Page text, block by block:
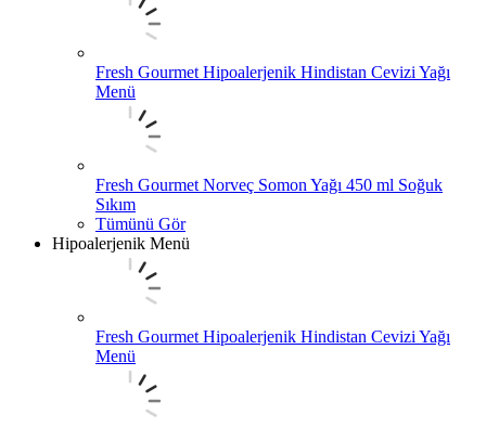
Fresh Gourmet Hipoalerjenik Hindistan Cevizi Yağı
Menü
Fresh Gourmet Norveç Somon Yağı 450 ml Soğuk
Sıkım
Tümünü Gör
Hipoalerjenik Menü
Fresh Gourmet Hipoalerjenik Hindistan Cevizi Yağı
Menü